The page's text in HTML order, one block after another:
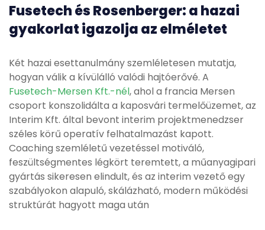
Fusetech és Rosenberger: a hazai
gyakorlat igazolja az elméletet
Két hazai esettanulmány szemléletesen mutatja,
hogyan válik a kívülálló valódi hajtóerővé. A
Fusetech-Mersen Kft.-nél, ahol a francia Mersen
csoport konszolidálta a kaposvári termelőüzemet, az
Interim Kft. által bevont interim projektmenedzser
széles körű operatív felhatalmazást kapott.
Coaching szemléletű vezetéssel motiváló,
feszültségmentes légkört teremtett, a műanyagipari
gyártás sikeresen elindult, és az interim vezető egy
szabályokon alapuló, skálázható, modern működési
struktúrát hagyott maga után